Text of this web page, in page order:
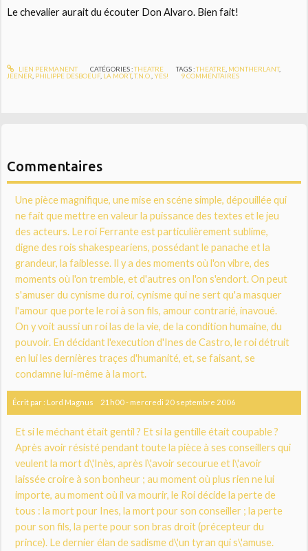
Le chevalier aurait du écouter Don Alvaro. Bien fait!
LIEN PERMANENT CATÉGORIES :THEATRE TAGS :THEATRE MONTHERLANT,
JEENER PHILIPPE DESBOEUF, LA MORT,T.N.O. ,YES! 9COMMENTAIRES
Commentaires
Une pièce magnifique, une mise en scéne simple, dépouillée qui
ne fait que mettre en valeur la puissance des textes et le jeu
des acteurs. Le roi Ferrante est particulièrement sublime,
digne des rois shakespeariens, possédant le panache et la
grandeur, la faiblesse. Il y a des moments où l'on vibre, des
moments où l'on tremble, et d'autres on l'on s'endort. On peut
s'amuser du cynisme du roi, cynisme qui ne sert qu'a masquer
l'amour que porte le roi à son fils, amour contrarié, inavoué.
On y voit aussi un roi las de la vie, de la condition humaine, du
pouvoir. En décidant l'execution d'Ines de Castro, le roi détruit
en lui les dernières traçes d'humanité, et, se faisant, se
condamne lui-même à la mort.
Écrit par : Lord Magnus 21h00- mercredi 20 septembre 2006
Et si le méchant était gentil ? Et si la gentille était coupable ?
Après avoir résisté pendant toute la pièce à ses conseillers qui
veulent la mort d\'Inès, après l\'avoir secourue et l\'avoir
laissée croire à son bonheur ; au moment où plus rien ne lui
importe, au moment où il va mourir, le Roi décide la perte de
tous : la mort pour Ines, la mort pour son conseiller ; la perte
pour son fils, la perte pour son bras droit (précepteur du
prince). Le dernier élan de sadisme d\'un tyran qui s\'amuse.